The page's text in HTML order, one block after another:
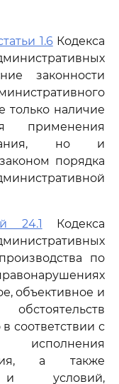
1.6Кодекса
законности
только наличие
применения
но и
порядка
24.1 Кодекса
по
объективное и
соответствии с
исполнения
а также
условий,